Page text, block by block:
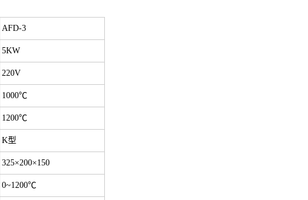
AFD-3
5KW
220V
1000℃
1200℃
K型
325×200×150
0~1200℃